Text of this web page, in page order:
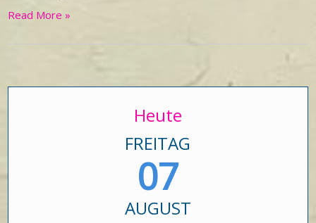
Read More »
Heute
FREITAG
07
AUGUST